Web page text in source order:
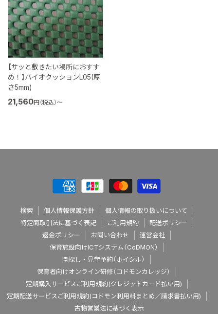
【サッと敷きたい場所におすす
め！】バイオクッションL05(厚
さ5mm)
21,560円（税込）〜
検索 個人情報保護方針
個人情報の取り扱いについて
特定商取引法に基づく表記
ご利用規約
配送ポリシー
返金ポリシー
お問い合わせ
運営会社
保育施設向けICTシステム（CoDMON）
園探し・見学予約（ホイシル）
保育者向けオンライン研修（コドモンカレッジ）
定期購入サービスご利用規約(クレジットカード払い用)
定期配送サービスご利用規約(コドモン利用料まとめ／請求書払い用)
古物営業法に基づく表示